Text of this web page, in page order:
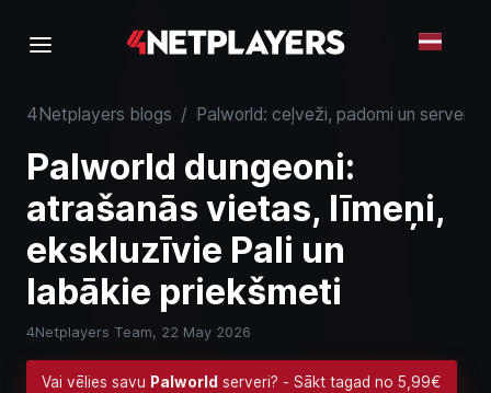
4Netplayers blogs / Palworld: ceļveži, padomi un serveru
Palworld dungeoni:
atrašanās vietas, līmeņi,
ekskluzīvie Pali un
labākie priekšmeti
4Netplayers Team, 22 May 2026
Vai vēlies savu Palworld serveri? - Sākt tagad no 5,99€